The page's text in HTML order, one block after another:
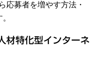
応募者を増やす方法・
材特化型インターネ